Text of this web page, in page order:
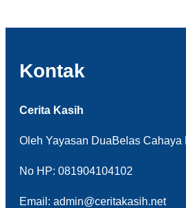
Kontak
Cerita Kasih
Oleh Yayasan DuaBelas Cahaya
No HP: 081904104102
Email: admin@ceritakasih.net